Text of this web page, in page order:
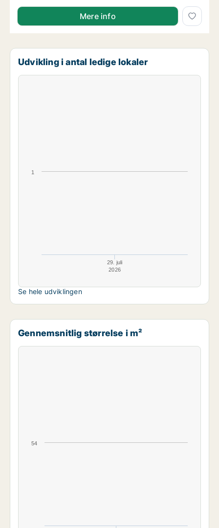
Mere info
Udvikling i antal ledige lokaler
29. juli
2026
1
Se hele udviklingen
Gennemsnitlig størrelse i m²
54